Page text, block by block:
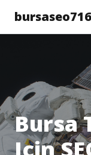
Bursa